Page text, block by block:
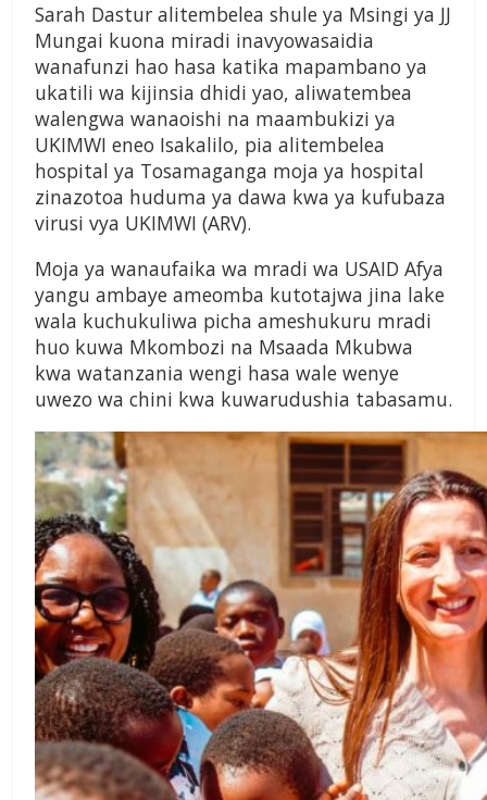
Sarah Dastur alitembelea shule ya Msingi ya JJ
Mungai kuona miradi inavyowasaidia
wanafunzi hao hasa katika mapambano ya
ukatili wa kijinsia dhidi yao, aliwatembea
walengwa wanaoishi na maambukizi ya
UKIMWI eneo Isakalilo, pia alitembelea
hospital ya Tosamaganga moja ya hospital
zinazotoa huduma ya dawa kwa ya kufubaza
virusi vya UKIMWI (ARV).
Moja ya wanaufaika wa mradi wa USAID Afya
yangu ambaye ameomba kutotajwa jina lake
wala kuchukuliwa picha ameshukuru mradi
huo kuwa Mkombozi na Msaada Mkubwa
kwa watanzania wengi hasa wale wenye
uwezo wa chini kwa kuwarudushia tabasamu.